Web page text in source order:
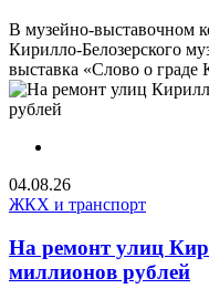
В музейно-выставочном
Кирилло-Белозерского
выставка «Слово о граде
04.08.26
ЖКХ и транспорт
На ремонт улиц
миллионов рублей